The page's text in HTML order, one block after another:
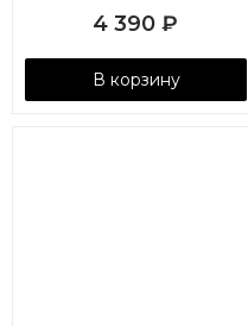
4 390 ₽
В корзину